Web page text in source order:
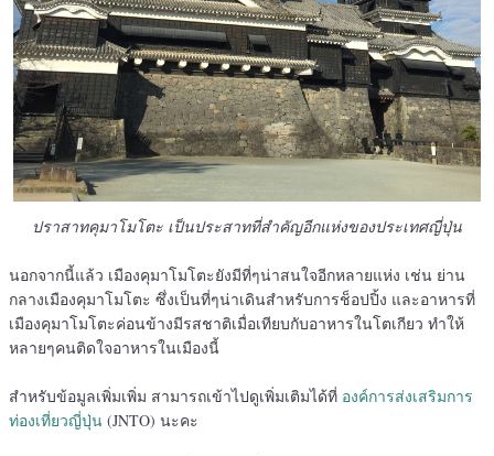
ปราสาทคุมาโมโตะ เป็นประสาทที่สำคัญอีกแห่งของประเทศญี่ปุ่น
นอกจากนี้แล้ว เมืองคุมาโมโตะยังมีที่ๆน่าสนใจอีกหลายแห่ง เช่น ย่าน
กลางเมืองคุมาโมโตะ ซึ่งเป็นที่ๆน่าเดินสำหรับการช็อปปิ้ง และอาหารที่
เมืองคุมาโมโตะค่อนข้างมีรสชาติเมื่อเทียบกับอาหารในโตเกียว ทำให้
หลายๆคนติดใจอาหารในเมืองนี้
สำหรับข้อมูลเพิ่มเพิ่ม สามารถเข้าไปดูเพิ่มเติมได้ที่ องค์การส่งเสริมการ
ท่องเที่ยวญี่ปุ่น (JNTO) นะคะ